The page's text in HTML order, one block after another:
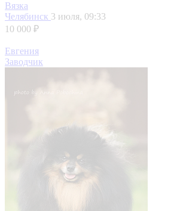
Вязка
Челябинск 3 июля, 09:33
10 000 ₽
Евгения
Заводчик